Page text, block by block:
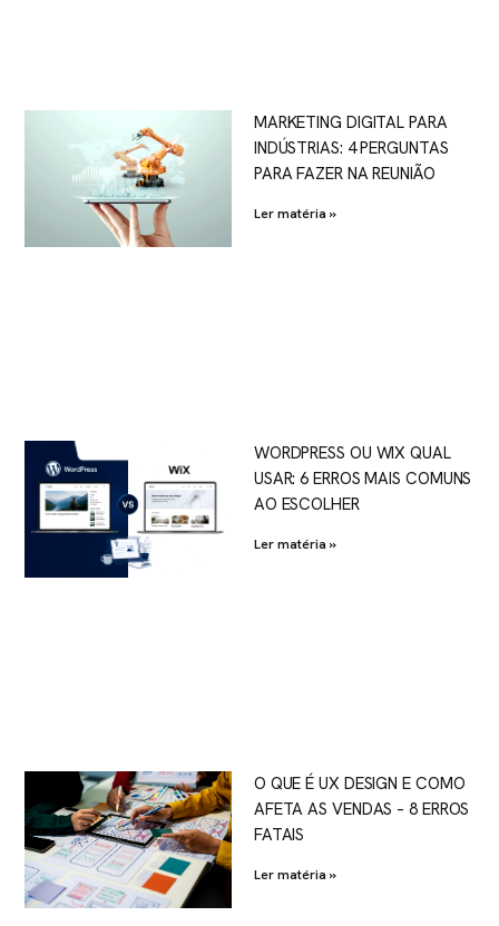
MARKETING DIGITAL PARA
INDÚSTRIAS: 4 PERGUNTAS
PARA FAZER NA REUNIÃO
Ler matéria »
WORDPRESS OU WIX QUAL
USAR: 6 ERROS MAIS COMUNS
AO ESCOLHER
Ler matéria »
O QUE É UX DESIGN E COMO
AFETA AS VENDAS – 8 ERROS
FATAIS
Ler matéria »